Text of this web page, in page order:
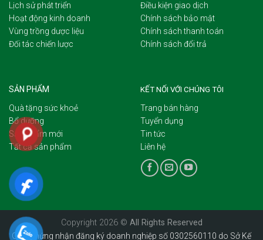
Lịch sử phát triển
Hoạt động kinh doanh
Vùng trồng dược liệu
Đối tác chiến lược
Điều kiện giao dịch
Chính sách bảo mật
Chính sách thanh toán
Chính sách đổi trả
SẢN PHẨM
Quà tặng sức khoẻ
Bổ dưỡng
Sản phẩm mới
Tất cả sản phẩm
KẾT NỐI VỚI CHÚNG TÔI
Trang bán hàng
Tuyển dụng
Tin tức
Liên hệ
Copyright 2026 © All Rights Reserved
Giấy chứng nhận đăng ký doanh nghiệp số 0302560110 do Sở Kế